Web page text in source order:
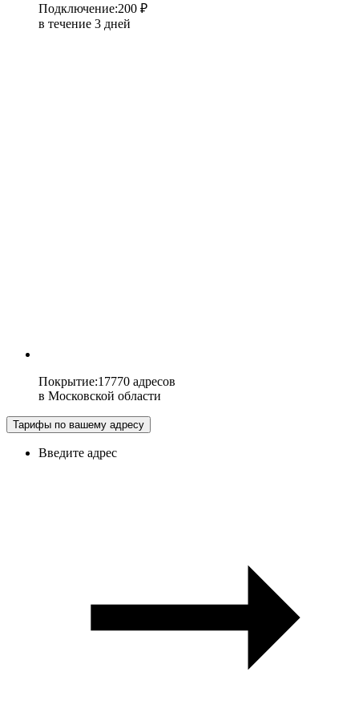
Подключение:200 ₽
в течение 3 дней
Покрытие:17770 адресов
в Московской области
Тарифы по вашему адресу
Введите адрес